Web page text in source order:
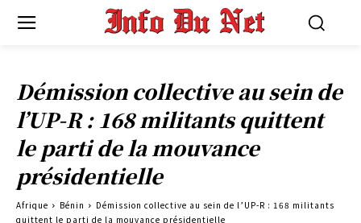
Démission collective au sein de
l’UP-R : 168 militants quittent
le parti de la mouvance
présidentielle
Afrique Bénin
Démission collective au sein de l’UP-R : 168 militants
quittent le parti de la mouvance présidentielle